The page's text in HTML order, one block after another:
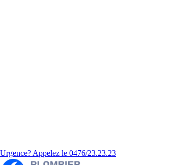
Urgence? Appelez le 0476/23.23.23